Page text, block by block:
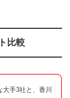
比較
手3社と、香川